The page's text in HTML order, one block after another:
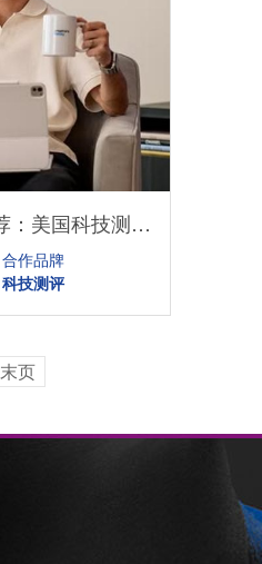
YouTube网红推荐：美国科技测评苹果类数码产品博主
合作品牌
科技测评
末页